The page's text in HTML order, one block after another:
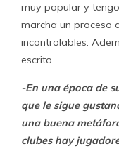
muy popular y
marcha un proceso
incontrolables.
escrito.
-En una época de
que le sigue
una buena
clubes hay